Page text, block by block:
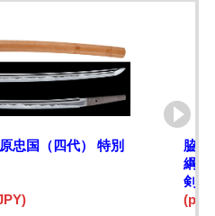
忠国（四代） 特別
脇
綱)
剣